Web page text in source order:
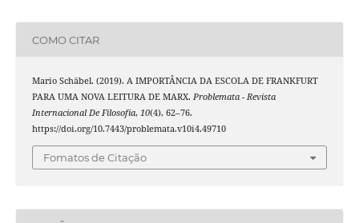
COMO CITAR
Mario Schäbel. (2019). A IMPORTÂNCIA DA ESCOLA DE FRANKFURT
PARA UMA NOVA LEITURA DE MARX. Problemata - Revista
Internacional De Filosofia, 10(4), 62–76.
https://doi.org/10.7443/problemata.v10i4.49710
Fomatos de Citação